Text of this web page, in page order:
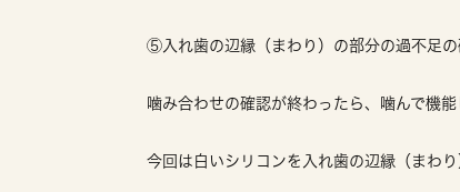
⑤入れ歯の辺縁（まわり）の部分の過不足の
噛み合わせの確認が終わったら、噛んで機
今回は白いシリコンを入れ歯の辺縁（まわ